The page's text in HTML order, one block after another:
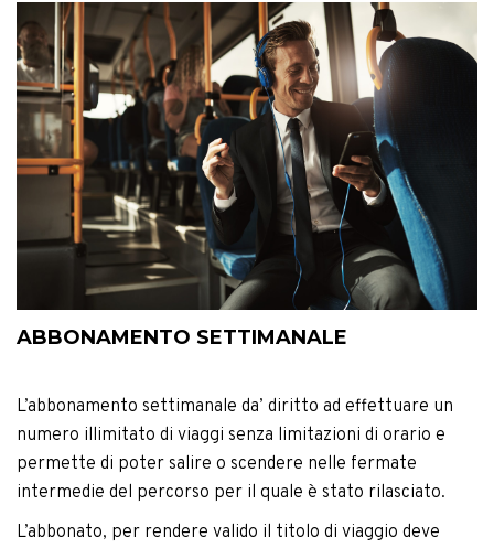
ABBONAMENTO SETTIMANALE
L’abbonamento settimanale da’ diritto ad effettuare un
numero illimitato di viaggi senza limitazioni di orario e
permette di poter salire o scendere nelle fermate
intermedie del percorso per il quale è stato rilasciato.
L’abbonato, per rendere valido il titolo di viaggio deve